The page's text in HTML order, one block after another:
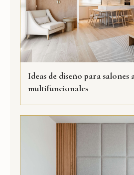
Ideas de diseño para salones
multifuncionales